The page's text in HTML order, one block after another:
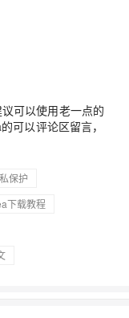
可以使用老一点的
可以评论区留言，
保护
下载教程